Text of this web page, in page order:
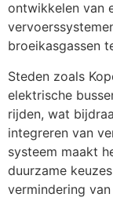
ontwikkelen van
broeikasgassen
Steden zoals
elektrische
rijden, wat
integreren van
systeem maakt
duurzame
vermindering